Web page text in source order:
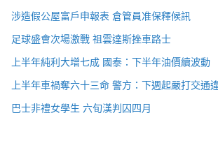
涉造假公屋富戶申報表 倉管員准保釋候訊
足球盛會次場激戰 祖雲達斯挫車路士
上半年純利大增七成 國泰：下半年油價續波動
上半年車禍奪六十三命 警方：下週起嚴打交通
巴士非禮女學生 六旬漢判囚四月